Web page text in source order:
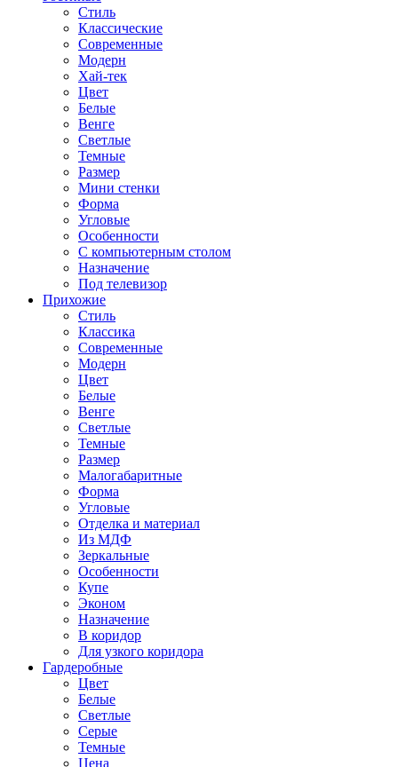
Стиль
Классические
Современные
Модерн
Хай-тек
Цвет
Белые
Венге
Светлые
Темные
Размер
Мини стенки
Форма
Угловые
Особенности
С компьютерным столом
Назначение
Под телевизор
Прихожие
Стиль
Классика
Современные
Модерн
Цвет
Белые
Венге
Светлые
Темные
Размер
Малогабаритные
Форма
Угловые
Отделка и материал
Из МДФ
Зеркальные
Особенности
Купе
Эконом
Назначение
В коридор
Для узкого коридора
Гардеробные
Цвет
Белые
Светлые
Серые
Темные
Цена